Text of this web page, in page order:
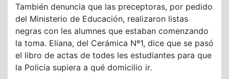
También denuncia que las preceptoras, por pedido
del Ministerio de Educación, realizaron listas
negras con les alumnes que estaban comenzando
la toma. Eliana, del Cerámica Nº1, dice que se pasó
el libro de actas de todes les estudiantes para que
la Policía supiera a qué domicilio ir.